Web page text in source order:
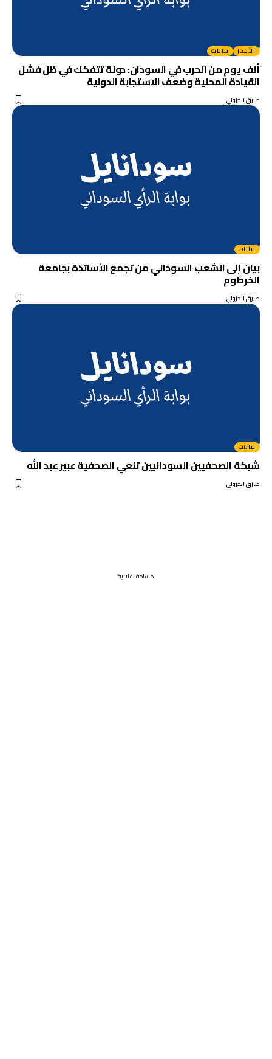
الأخبار بيانات
ألف يوم من الحرب في السودان: دولة تتفكك في ظل فشل
القيادة المحلية وضعف الاستجابة الدولية
طارق الجزولي
بيانات
بيان إلى الشعب السوداني من تجمع الأساتذة بجامعة
الخرطوم
طارق الجزولي
بيانات
شبكة الصحفيين السودانيين تنعي الصحفية عبير عبد الله
طارق الجزولي
مساحة اعلانية